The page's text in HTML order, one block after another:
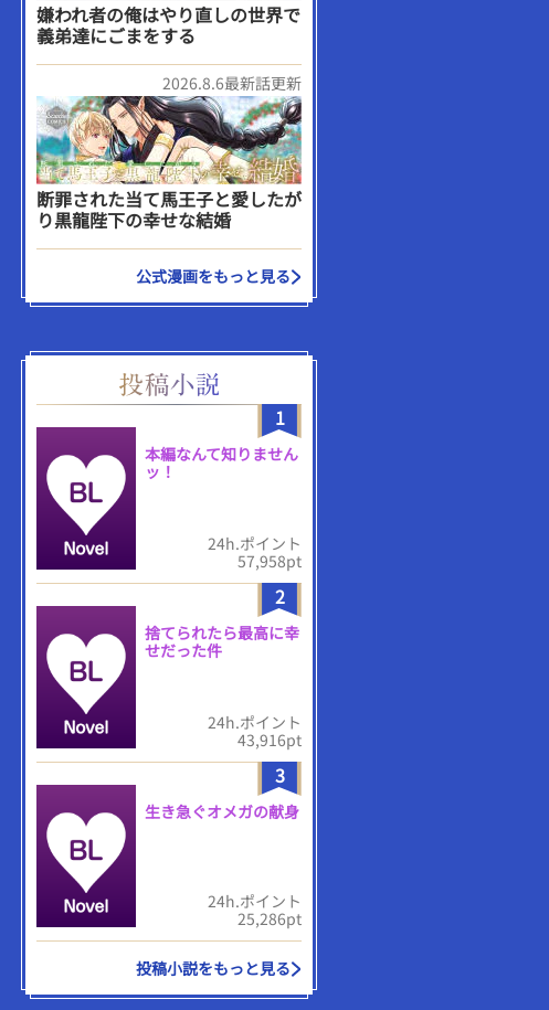
嫌われ者の俺はやり直しの世界で
義弟達にごまをする
2026.8.6最新話更新
断罪された当て馬王子と愛したが
り黒龍陛下の幸せな結婚
公式漫画をもっと見る
1
本編なんて知りません
ッ！
24h.ポイント
57,958pt
2
捨てられたら最高に幸
せだった件
24h.ポイント
43,916pt
3
生き急ぐオメガの献身
24h.ポイント
25,286pt
投稿小説をもっと見る